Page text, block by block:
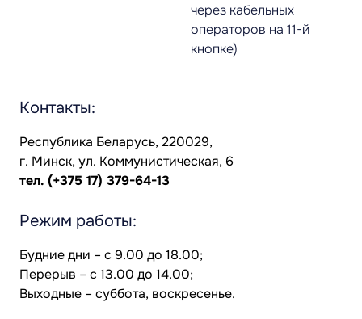
через кабельных
операторов на 11-й
кнопке)
Контакты:
Республика Беларусь, 220029,
г. Минск, ул. Коммунистическая, 6
тел. (+375 17) 379-64-13
Режим работы:
Будние дни – с 9.00 до 18.00;
Перерыв – с 13.00 до 14.00;
Выходные – суббота, воскресенье.